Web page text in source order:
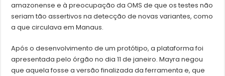
amazonense e à preocupação da OMS de que os testes não
seriam tão assertivos na detecção de novas variantes, como
a que circulava em Manaus.
Após o desenvolvimento de um protótipo, a plataforma foi
apresentada pelo órgão no dia 11 de janeiro. Mayra negou
que aquela fosse a versão finalizada da ferramenta e, que